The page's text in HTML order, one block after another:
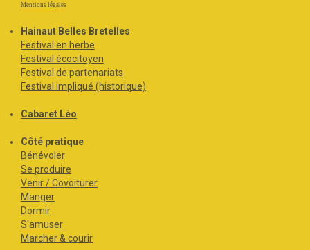
Mentions légales
Hainaut Belles Bretelles
Festival en herbe
Festival écocitoyen
Festival de partenariats
Festival impliqué (historique)
Cabaret Léo
Côté pratique
Bénévoler
Se produire
Venir / Covoiturer
Manger
Dormir
S'amuser
Marcher & courir